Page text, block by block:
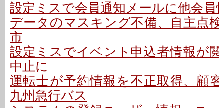
設定ミスで会員通知メールに他会
データのマスキング不備、自主点
市
設定ミスでイベント申込者情報が
中止に
運転士が予約情報を不正取得、顧
九州急行バス